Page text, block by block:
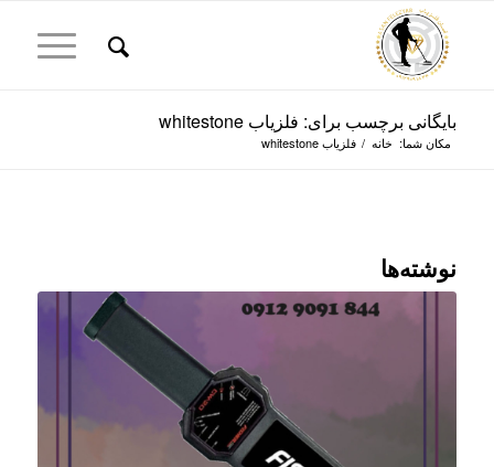
بایگانی برچسب برای: فلزیاب whitestone
مکان شما: خانه / فلزیاب whitestone
نوشته‌ها